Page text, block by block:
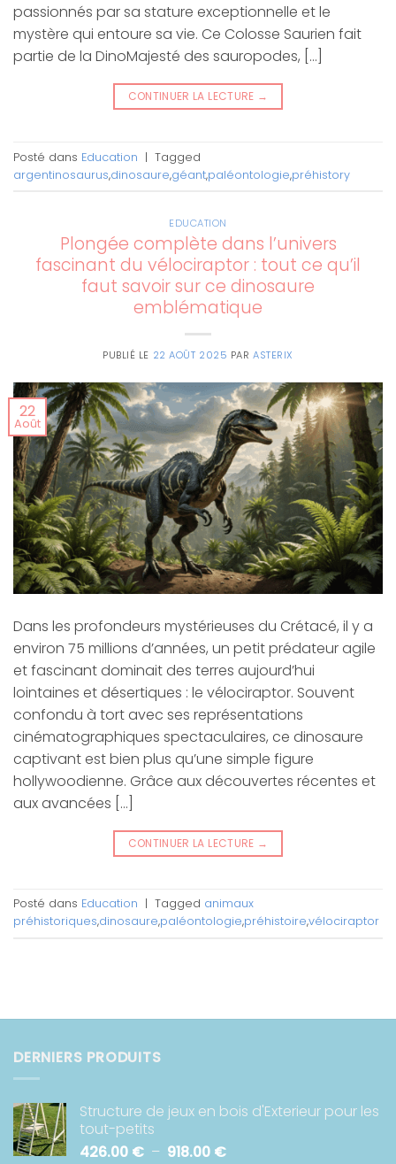
passionnés par sa stature exceptionnelle et le
mystère qui entoure sa vie. Ce Colosse Saurien fait
partie de la DinoMajesté des sauropodes, […]
CONTINUER LA LECTURE →
Posté dans Education | Tagged
argentinosaurus,dinosaure,géant,paléontologie,préhistory
EDUCATION
Plongée complète dans l’univers
fascinant du vélociraptor : tout ce qu’il
faut savoir sur ce dinosaure
emblématique
PUBLIÉ LE 22 AOÛT 2025 PARASTERIX
22
Août
Dans les profondeurs mystérieuses du Crétacé, il y a
environ 75 millions d’années, un petit prédateur agile
et fascinant dominait des terres aujourd’hui
lointaines et désertiques : le vélociraptor. Souvent
confondu à tort avec ses représentations
cinématographiques spectaculaires, ce dinosaure
captivant est bien plus qu’une simple figure
hollywoodienne. Grâce aux découvertes récentes et
aux avancées […]
CONTINUER LA LECTURE →
Posté dans Education | Tagged animaux
préhistoriques,dinosaure,paléontologie,préhistoire,vélociraptor
DERNIERS PRODUITS
Structure de jeux en bois d'Exterieur pour les
tout-petits
426.00 € – 918.00 €Plage